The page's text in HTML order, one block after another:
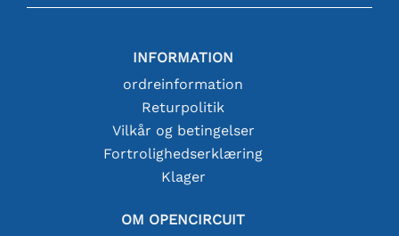
INFORMATION
ordreinformation
Returpolitik
Vilkår og betingelser
Fortrolighedserklæring
Klager
OM OPENCIRCUIT